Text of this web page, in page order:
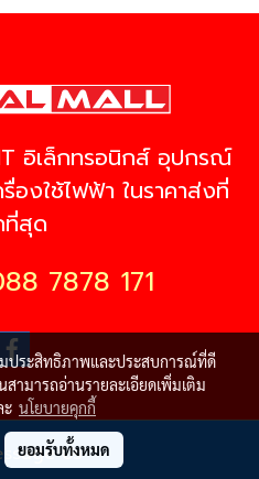
Us
อิเล็กทรอนิกส์ อุปกรณ์
องใช้ไฟฟ้า ในราคาส่งที่
สุด
7878 171
Rights Reserved
มประสิทธิภาพและประสบการณ์ที่ดี
สามารถอ่านรายละเอียดเพิ่มเติม
ะ นโยบายคุกกี้
ยอมรับทั้งหมด